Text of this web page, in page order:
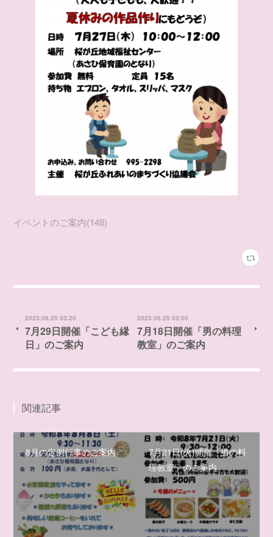
イベントのご案内(148)
2023.06.25 03:20
7月29日開催「こども縁
日」のご案内
2023.06.25 03:00
7月18日開催「男の料理
教室」のご案内
関連記事
8月の定例行事のご案内
7月21日(火)開催「男の料
理教室」のご案内